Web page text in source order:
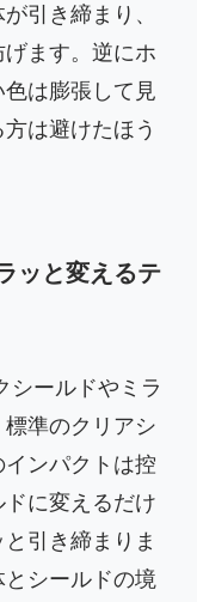
引き締まり、
げます。逆にホ
は膨張して見
は避けたほう
ッと変えるテ
シールドやミラ
準のクリアシ
ンパクトは控
に変えるだけ
引き締まりま
シールドの境